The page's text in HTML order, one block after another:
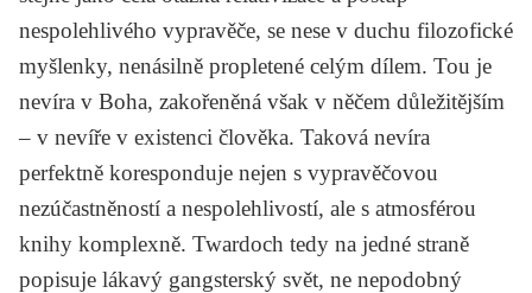
nespolehlivého vypravěče, se nese v duchu filozofické
myšlenky, nenásilně propletené celým dílem. Tou je
nevíra v Boha, zakořeněná však v něčem důležitějším
– v nevíře v existenci člověka. Taková nevíra
perfektně koresponduje nejen s vypravěčovou
nezúčastněností a nespolehlivostí, ale s atmosférou
knihy komplexně. Twardoch tedy na jedné straně
popisuje lákavý gangsterský svět, ne nepodobný